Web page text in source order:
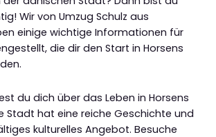
Wir von Umzug Schulz aus
einige wichtige Informationen für
die dir den Start in Horsens
du dich über das Leben in Horsens
Stadt hat eine reiche Geschichte und
kulturelles Angebot. Besuche